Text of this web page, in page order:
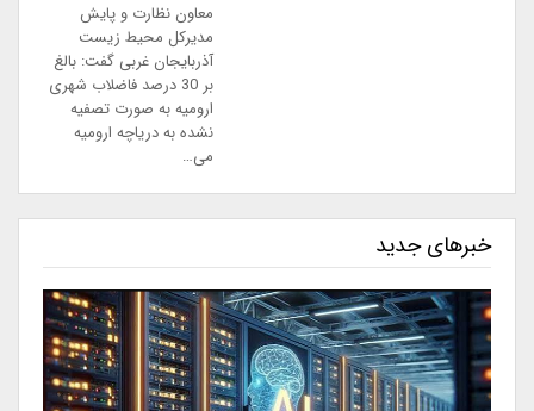
معاون نظارت و پایش
مدیرکل محیط زیست
آذربایجان غربی گفت: بالغ
بر 30 درصد فاضلاب شهری
ارومیه به صورت تصفیه
نشده به دریاچه ارومیه
می…
خبرهای جدید